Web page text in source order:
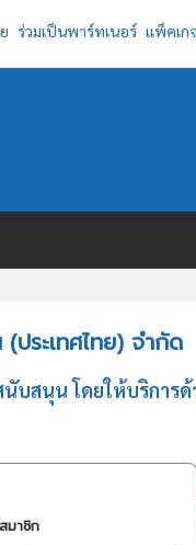
ร่วมเป็นพาร์ทเนอร์ แพ็คเกจ
ประเทศไทย) จำกัด
สนุน โดยให้บริการ
มาชิก